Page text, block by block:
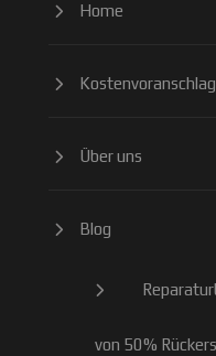
Home
Kostenvoranschlag
Über uns
Blog
von 50%